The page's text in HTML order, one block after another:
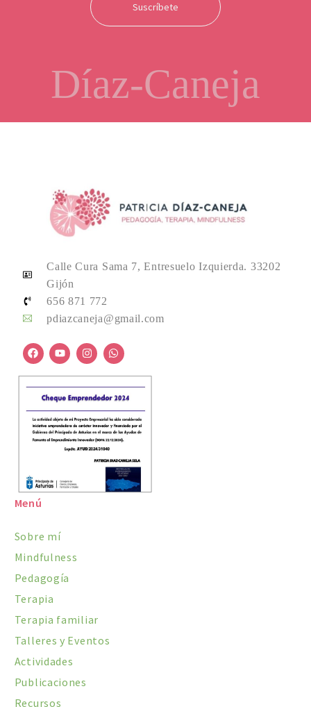
Suscríbete
Díaz-Caneja
Calle Cura Sama 7, Entresuelo Izquierda. 33202
Gijón
656 871 772
pdiazcaneja@gmail.com
Menú
Sobre mí
Mindfulness
Pedagogía
Terapia
Terapia familiar
Talleres y Eventos
Actividades
Publicaciones
Recursos